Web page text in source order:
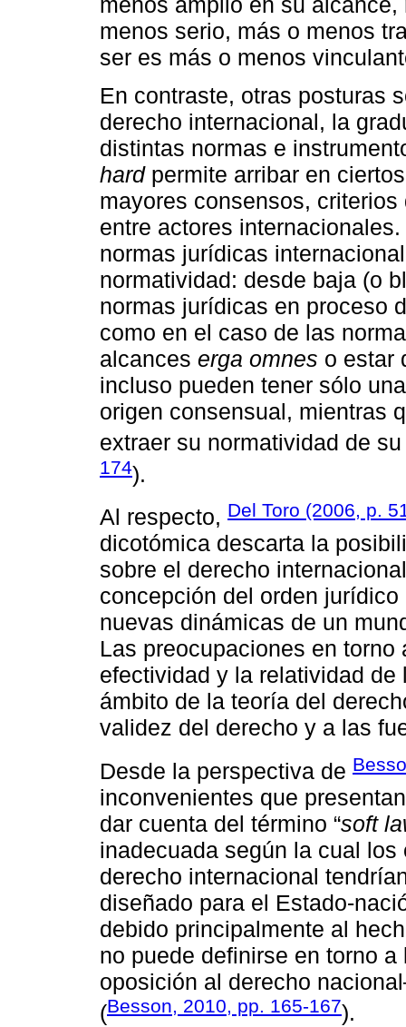
menos serio, más o menos
ser es más o menos
En contraste, otras posturas
derecho internacional, la
distintas normas e
hardpermite arribar en
mayores consensos,
entre actores
normas jurídicas
normatividad: desde baja (o
normas jurídicas en proceso
como en el caso de las
alcances erga omnes o estar
incluso pueden tener sólo
origen consensual, mientras
extraer su normatividad de
174).
Al respecto, Del Toro (2006, p.
dicotómica descarta la
sobre el derecho
concepción del orden
nuevas dinámicas de un
Las preocupaciones en
efectividad y la relatividad
ámbito de la teoría del
validez del derecho y a las
Desde la perspectiva de
inconvenientes que
dar cuenta del término “soft
inadecuada según la cual
derecho internacional
diseñado para el Estado-
debido principalmente al
no puede definirse en torno
oposición al derecho
(Besson, 2010, pp. 165-167).